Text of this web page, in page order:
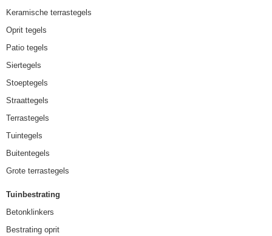
Keramische terrastegels
Oprit tegels
Patio tegels
Siertegels
Stoeptegels
Straattegels
Terrastegels
Tuintegels
Buitentegels
Grote terrastegels
Tuinbestrating
Betonklinkers
Bestrating oprit